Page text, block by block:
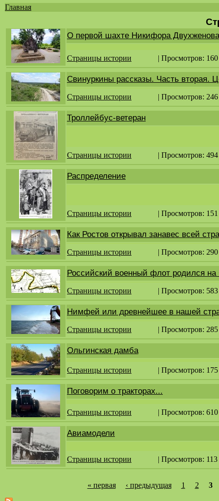
здесь
Главная
О первой шахте Никифора Двухженова
Страницы истории | Просмотров: 160
Свинуркины рассказы. Часть вторая.
Страницы истории | Просмотров: 246
Троллейбус-ветеран
Страницы истории | Просмотров: 494
Распределение
Страницы истории | Просмотров: 151
Как Ростов открывал занавес всей
Страницы истории | Просмотров: 290
Российский военный флот родился
Страницы истории | Просмотров: 583
Нимфей или древнейшее в нашей
Страницы истории | Просмотров: 285
Ольгинская дамба
Страницы истории | Просмотров: 175
Поговорим о тракторах...
Страницы истории | Просмотров: 610
Авиамодели
Страницы истории | Просмотров: 113
« первая ‹ предыдущая 1 2 3